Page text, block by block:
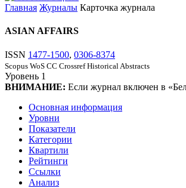
Главная Журналы Карточка журнала
ASIAN AFFAIRS
ISSN 1477-1500, 0306-8374
Scopus WoS CC Crossref Historical Abstracts
Уровень 1
ВНИМАНИЕ: Если журнал включен в
Основная информация
Уровни
Показатели
Категории
Квартили
Рейтинги
Ссылки
Анализ